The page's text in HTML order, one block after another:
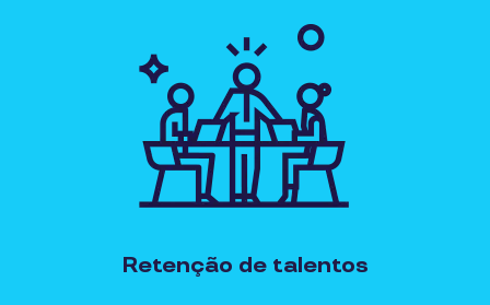
Retenção de talentos